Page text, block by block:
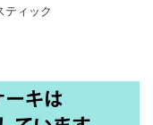
ティック